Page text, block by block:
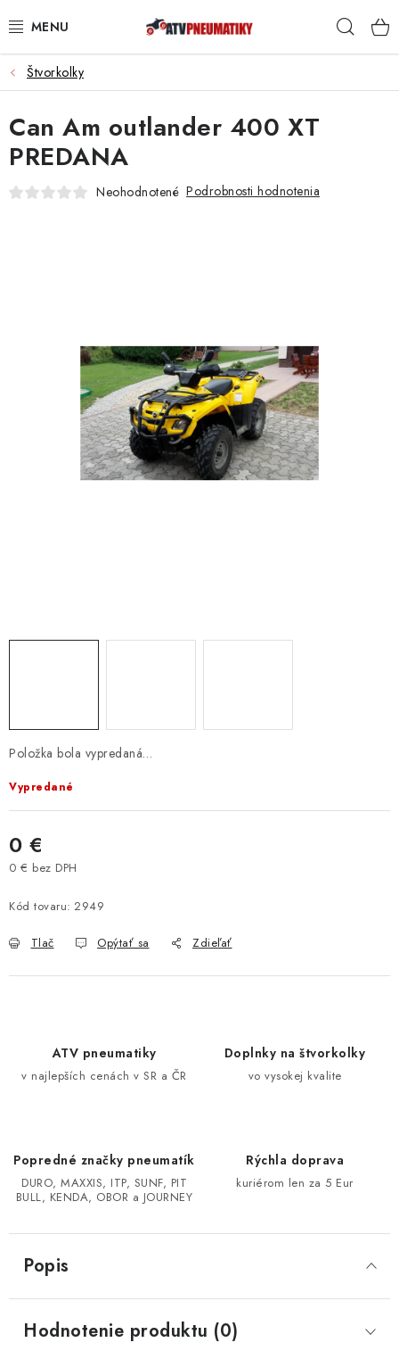
na
PNEUMATIKY
DISKY
ROZŠIROVACIE PODLOŽKY
KRYTY PODVOZKU
NÁVLEKY TLMIČOV
NAVIJAKY COME UP WARN
ŠTVORKOLKY
AKCIA
INÉ PRÍSLUŠENSTVO
CAN AM OUTLANDER 570/650/800/1000
CF MOTO 800/850 GLADIATOR X8
CF MOTO CFORCE X850/X1000
LINHAI 400/500/M550/650
Štvorkolky
Položka bola vypredaná…
Vypredané
0 €
0 € bez DPH
Kód tovaru: 2949
Tlač Opýtať sa Zdieľať
Can Am outlander 400 XT
PREDANA
Neohodnotené Podrobnosti hodnotenia
ATV pneumatiky
v najlepších cenách v SR a ČR
Doplnky na štvorkolky
vo vysokej kvalite
Popredné značky pneumatík
DURO, MAXXIS, ITP, SUNF, PIT
BULL, KENDA, OBOR a JOURNEY
Rýchla doprava
kuriérom len za 5 Eur
Popis
Hodnotenie produktu (0)